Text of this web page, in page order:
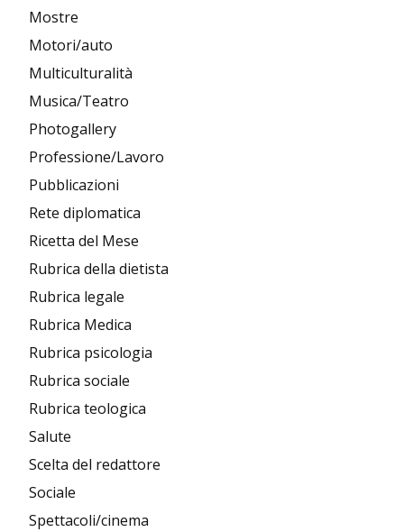
Mostre
Motori/auto
Multiculturalità
Musica/Teatro
Photogallery
Professione/Lavoro
Pubblicazioni
Rete diplomatica
Ricetta del Mese
Rubrica della dietista
Rubrica legale
Rubrica Medica
Rubrica psicologia
Rubrica sociale
Rubrica teologica
Salute
Scelta del redattore
Sociale
Spettacoli/cinema